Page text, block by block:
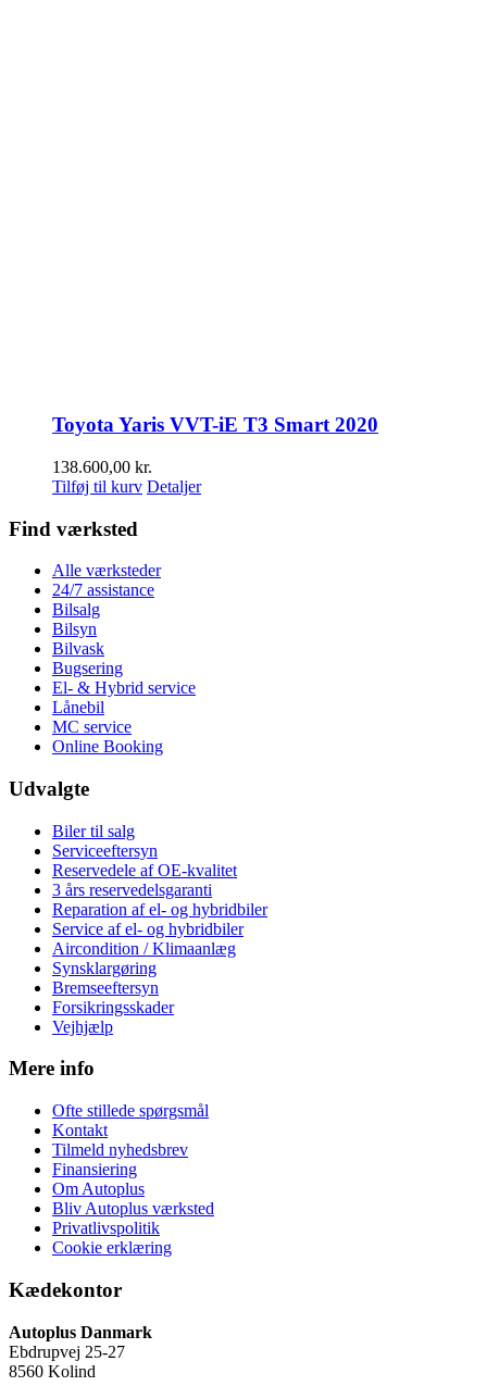
Toyota Yaris VVT-iE T3 Smart 2020
138.600,00 kr.
Tilføj til kurv Detaljer
Find værksted
Alle værksteder
24/7 assistance
Bilsalg
Bilsyn
Bilvask
Bugsering
El- & Hybrid service
Lånebil
MC service
Online Booking
Udvalgte
Biler til salg
Serviceeftersyn
Reservedele af OE-kvalitet
3 års reservedelsgaranti
Reparation af el- og hybridbiler
Service af el- og hybridbiler
Aircondition / Klimaanlæg
Synsklargøring
Bremseeftersyn
Forsikringsskader
Vejhjælp
Mere info
Ofte stillede spørgsmål
Kontakt
Tilmeld nyhedsbrev
Finansiering
Om Autoplus
Bliv Autoplus værksted
Privatlivspolitik
Cookie erklæring
Kædekontor
Autoplus Danmark
Ebdrupvej 25-27
8560 Kolind